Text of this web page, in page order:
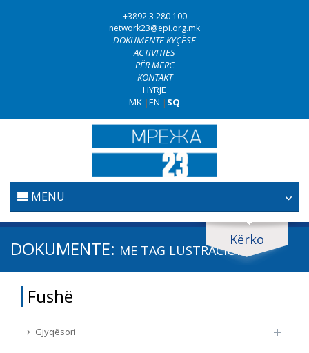
+3892 3 280 100
network23@epi.org.mk
DOKUMENTE KYÇËSE
ACTIVITIES
PËR MERC
KONTAKT
HYRJE
MK |EN | SQ
MENU
FILLESTARE
LUFTA KUNDËR KORRUPSIONIT
TË DREJTA THEMELORE
Kërko
Kërko dokumente
Fushë / lëmi
DOKUMENTE: ME TAG LUSTRACIONI
Fushë
Gjyqësori